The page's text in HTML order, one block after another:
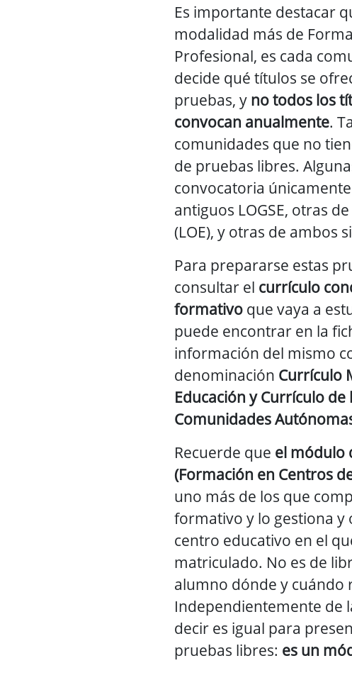
Es importante destacar
modalidad más de
Profesional, es cada
decide qué títulos se
pruebas, y no todos los
convocan anualmente.
comunidades que no
de pruebas libres.
convocatoria
antiguos LOGSE, otras
(LOE), y otras de ambos
Para prepararse estas
consultar el currículo
formativo que vaya a
puede encontrar en la
información del mismo
denominación Currículo
Educación y Currículo de
Comunidades
Recuerde que el módulo
(Formación en Centros
uno más de los que
formativo y lo gestiona y
centro educativo en el
matriculado. No es de
alumno dónde y cuándo
Independientemente de
decir es igual para
pruebas libres: es un